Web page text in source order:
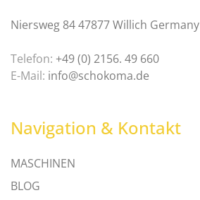
Niersweg 84 47877 Willich Germany
Telefon: +49 (0) 2156. 49 660
E-Mail: info@schokoma.de
Navigation & Kontakt
MASCHINEN
BLOG